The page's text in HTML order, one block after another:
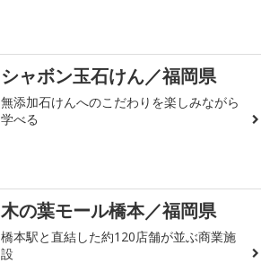
シャボン玉石けん／福岡県
無添加石けんへのこだわりを楽しみながら
学べる
木の葉モール橋本／福岡県
橋本駅と直結した約120店舗が並ぶ商業施
設